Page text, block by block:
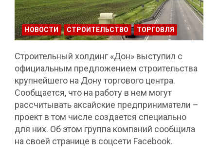
НОВОСТИ СТРОИТЕЛЬСТВО ТОРГОВЛЯ
Строительный холдинг «Дон» выступил с
официальным предложением строительства
крупнейшего на Дону торгового центра.
Сообщается, что на работу в нем могут
рассчитывать аксайские предприниматели –
проект в том числе создается специально
для них. Об этом группа компаний сообщила
на своей странице в соцсети Facebook.